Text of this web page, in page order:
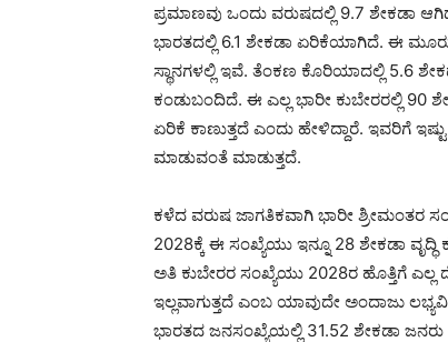
ಪ್ರಮಾಣವು ಒಂದು ವರುಷದಲ್ಲಿ 9.7 ಶೇಕಡಾ
ಭಾರತದಲ್ಲಿ 6.1 ಶೇಕಡಾ ಏರಿಕೆಯಾಗಿದೆ. ಈ
ಸ್ಥಾನಗಳಲ್ಲಿ ಇವೆ. ತೆಂಕಣ ಕೊರಿಯಾದಲ್ಲಿ 5.6
ಕಂಡುಬಂದಿದೆ. ಈ ಎಲ್ಲ ಭಾರೀ ಕುಬೇರರಲ್ಲಿ 90
ಏರಿಕೆ ಕಾಣುತ್ತದೆ ಎಂದು ಹೇಳಿದ್ದಾರೆ. ಇವರಿಗೆ
ಮಾಡುವಂತೆ ಮಾಡುತ್ತದೆ.
ಕಳೆದ ವರುಷ ಜಾಗತಿಕವಾಗಿ ಭಾರೀ ಶ್ರೀಮಂತರ
2028ಕ್ಕೆ ಈ ಸಂಖ್ಯೆಯು ಇನ್ನೂ 28 ಶೇಕಡಾ
ಅತಿ ಕುಬೇರರ ಸಂಖ್ಯೆಯು 2028ರ ಹೊತ್ತಿಗೆ
ಇಲ್ಲವಾಗುತ್ತದೆ ಎಂಬ ಯಾವುದೇ ಅಂದಾಜು
ಭಾರತದ ಜನಸಂಖ್ಯೆಯಲ್ಲಿ 31.52 ಶೇಕಡಾ